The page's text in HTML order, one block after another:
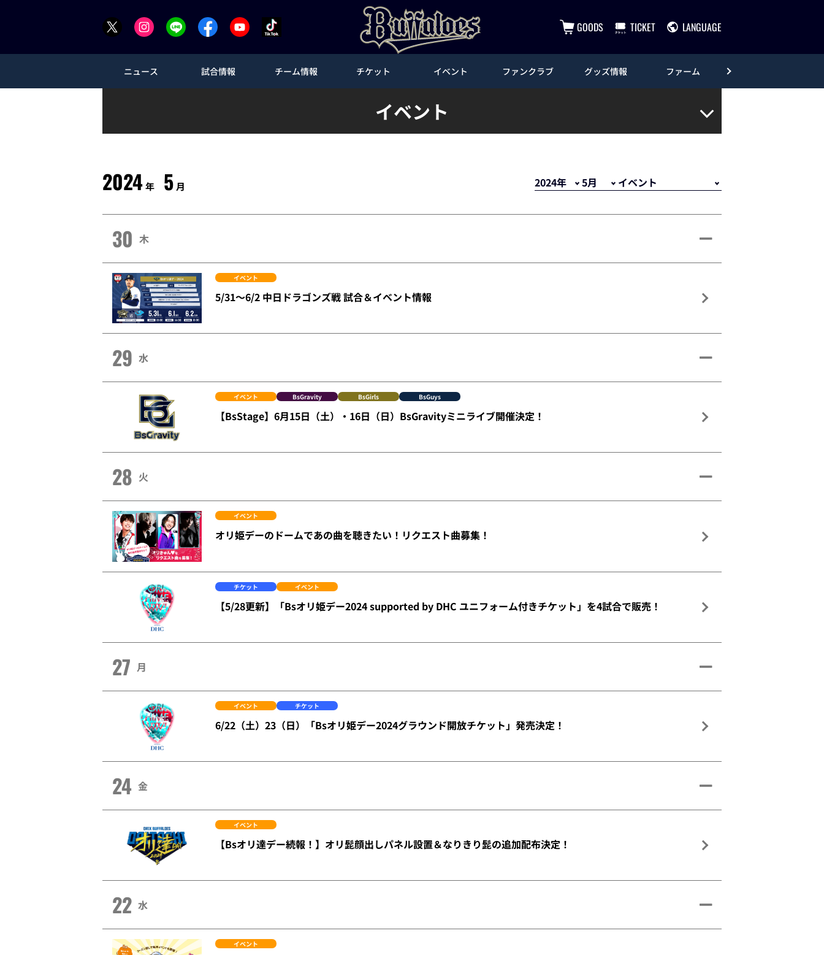
GOODS TICKET LANGUAGE
ニュース 試合情報 チーム情報 チケット イベント ファンクラブ グッズ情報 ファーム
イベント
2024年 5 月
30 木
イベント
5/31～6/2 中日ドラゴンズ戦 試合＆イベント情報
29 水
イベント BsGravity BsGirls BsGuys
【BsStage】6月15日（土）・16日（日）BsGravityミニライブ開催決定！
28 火
イベント
オリ姫デーのドームであの曲を聴きたい！リクエスト曲募集！
チケット イベント
【5/28更新】「Bsオリ姫デー2024 supported by DHC ユニフォーム付きチケット」を4試合で販売！
27 月
イベント チケット
6/22（土）23（日）「Bsオリ姫デー2024グラウンド開放チケット」発売決定！
24 金
イベント
【Bsオリ達デー続報！】オリ髭顔出しパネル設置＆なりきり髭の追加配布決定！
22 水
イベント